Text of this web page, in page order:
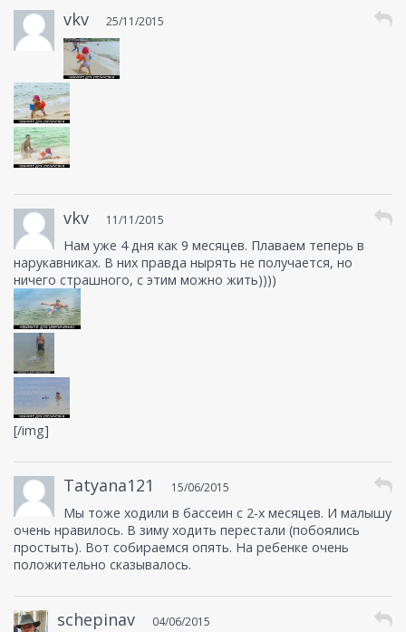
vkv 25/11/2015
vkv 11/11/2015
Нам уже 4 дня как 9 месяцев. Плаваем теперь в
нарукавниках. В них правда нырять не получается, но
ничего страшного, с этим можно жить))))
[/img]
Tatyana121 15/06/2015
Мы тоже ходили в бассеин с 2-х месяцев. И малышу
очень нравилось. В зиму ходить перестали (побоялись
простыть). Вот собираемся опять. На ребенке очень
положительно сказывалось.
schepinav 04/06/2015